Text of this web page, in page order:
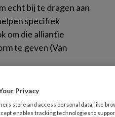
echt bij te dragen aan
specifiek
om die alliantie
te geven (Van
is dat we deze
omdat die te
en
Privacy
store and access personal data, like
enables tracking technologies to